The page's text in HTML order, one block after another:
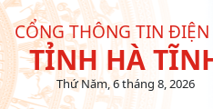
CỔNG THÔNG TIN
TỈNH HÀ
Thứ Năm, 6 tháng 8, 2026